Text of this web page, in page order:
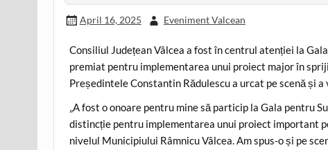
April 16, 2025 Eveniment Valcean
Consiliul Județean Vâlcea a fost în centrul atenției la
premiat pentru implementarea unui proiect major în
Președintele Constantin Rădulescu a urcat pe scenă și
„A fost o onoare pentru mine să particip la Gala pentru
distincție pentru implementarea unui proiect important
nivelul Municipiului Râmnicu Vâlcea. Am spus-o și pe